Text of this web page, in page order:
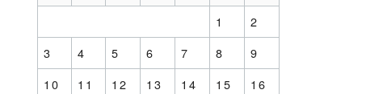
1
2
3
4 5 6 7 8
9
10
11 12 13 14 15
16